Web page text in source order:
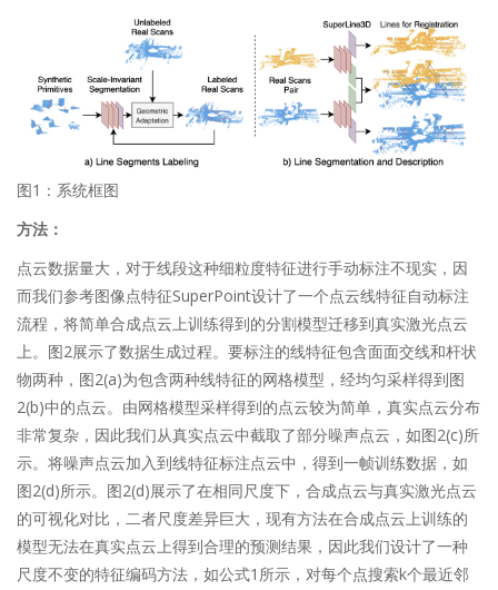
图1：系统框图
方法：
点云数据量大，对于线段这种细粒度特征进行手动标注不现实，因
而我们参考图像点特征SuperPoint设计了一个点云线特征自动标注
流程，将简单合成点云上训练得到的分割模型迁移到真实激光点云
上。图2展示了数据生成过程。要标注的线特征包含面面交线和杆状
物两种，图2(a)为包含两种线特征的网格模型，经均匀采样得到图
2(b)中的点云。由网格模型采样得到的点云较为简单，真实点云分布
非常复杂，因此我们从真实点云中截取了部分噪声点云，如图2(c)所
示。将噪声点云加入到线特征标注点云中，得到一帧训练数据，如
图2(d)所示。图2(d)展示了在相同尺度下，合成点云与真实激光点云
的可视化对比，二者尺度差异巨大，现有方法在合成点云上训练的
模型无法在真实点云上得到合理的预测结果，因此我们设计了一种
尺度不变的特征编码方法，如公式1所示，对每个点搜索k个最近邻